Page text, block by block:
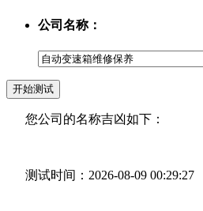
公司名称：
您公司的名称吉凶如下：
测试时间：2026-08-09 00:29:27